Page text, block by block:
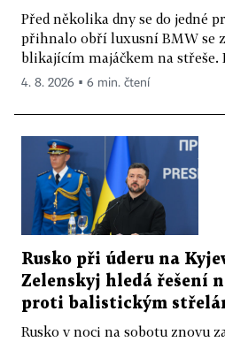
Před několika dny se do jedné
přihnalo obří luxusní BMW se
blikajícím majáčkem na střeše.
4. 8. 2026 ▪ 6 min. čtení
Rusko při úderu na
Zelenskyj hledá řešení
proti balistickým
Rusko v noci na sobotu znovu